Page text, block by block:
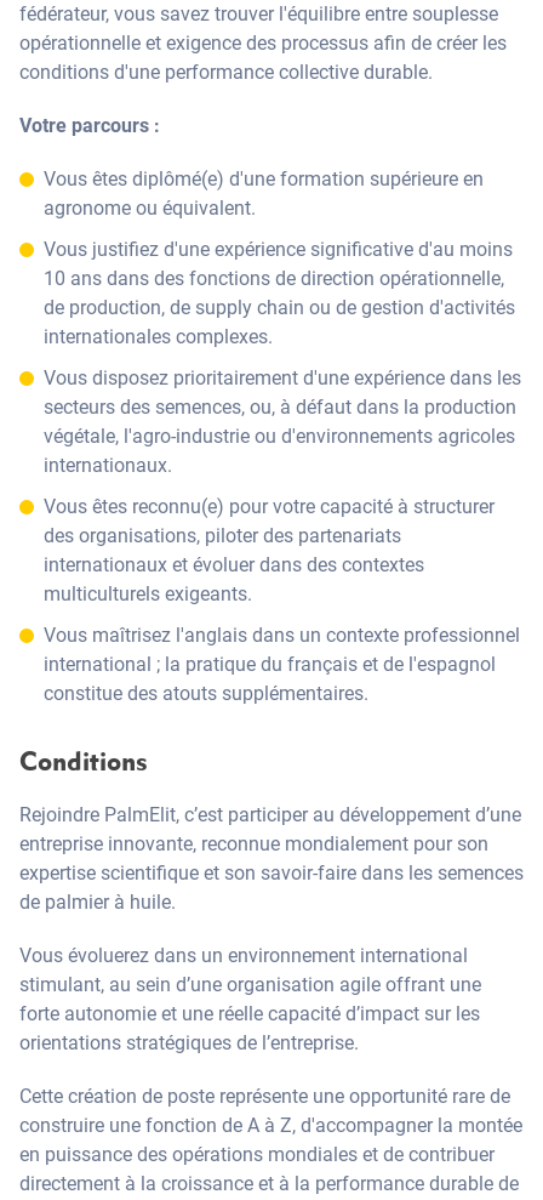
fédérateur, vous savez trouver l'équilibre entre souplesse
opérationnelle et exigence des processus afin de créer les
conditions d'une performance collective durable.
Votre parcours :
Vous êtes diplômé(e) d'une formation supérieure en
agronome ou équivalent.
Vous justifiez d'une expérience significative d'au moins
10 ans dans des fonctions de direction opérationnelle,
de production, de supply chain ou de gestion d'activités
internationales complexes.
Vous disposez prioritairement d'une expérience dans les
secteurs des semences, ou, à défaut dans la production
végétale, l'agro-industrie ou d'environnements agricoles
internationaux.
Vous êtes reconnu(e) pour votre capacité à structurer
des organisations, piloter des partenariats
internationaux et évoluer dans des contextes
multiculturels exigeants.
Vous maîtrisez l'anglais dans un contexte professionnel
international ; la pratique du français et de l'espagnol
constitue des atouts supplémentaires.
Conditions
Rejoindre PalmElit, c’est participer au développement d’une
entreprise innovante, reconnue mondialement pour son
expertise scientifique et son savoir-faire dans les semences
de palmier à huile.
Vous évoluerez dans un environnement international
stimulant, au sein d’une organisation agile offrant une
forte autonomie et une réelle capacité d’impact sur les
orientations stratégiques de l’entreprise.
Cette création de poste représente une opportunité rare de
construire une fonction de A à Z, d'accompagner la montée
en puissance des opérations mondiales et de contribuer
directement à la croissance et à la performance durable de